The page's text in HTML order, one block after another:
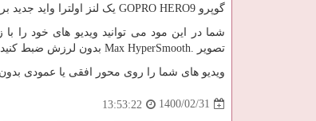
گوپرو GOPRO HERO9 یک لنز اولترا واید جدید
شما در این مود می توانید ویدیو های خود را با زاویه دید ۱۵۵٫
تصویر Max HyperSmooth. بدون لرزش ضبط کنید.
ویدیو های شما را روی محور افقی یا عمودی بدون لرزش نگه
1400/02/31
13:53:22